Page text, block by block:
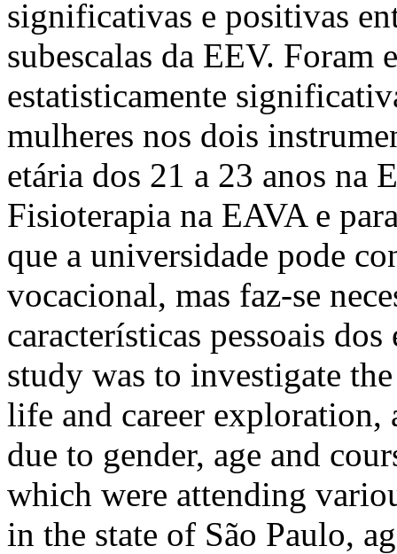
significativas e positivas
subescalas da EEV. Foram
estatisticamente
mulheres nos dois
etária dos 21 a 23 anos na
Fisioterapia na EAVA e
que a universidade pode
vocacional, mas faz-se
características pessoais
study was to investigate
life and career exploration,
due to gender, age and
which were attending
in the state of São Paulo,